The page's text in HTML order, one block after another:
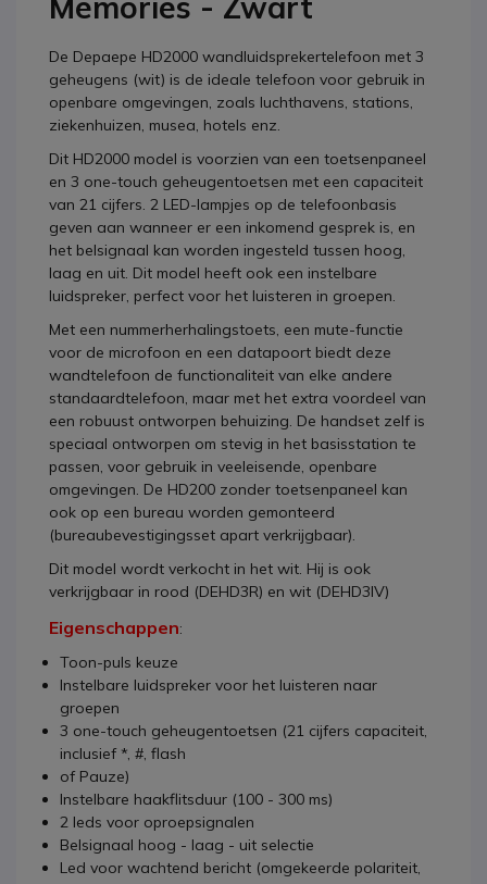
De Depaepe HD2000 wandluidsprekertelefoon met 3
geheugens (wit) is de ideale telefoon voor gebruik in
openbare omgevingen, zoals luchthavens, stations,
ziekenhuizen, musea, hotels enz.
Dit HD2000 model is voorzien van een toetsenpaneel
en 3 one-touch geheugentoetsen met een capaciteit
van 21 cijfers. 2 LED-lampjes op de telefoonbasis
geven aan wanneer er een inkomend gesprek is, en
het belsignaal kan worden ingesteld tussen hoog,
laag en uit. Dit model heeft ook een instelbare
luidspreker, perfect voor het luisteren in groepen.
Met een nummerherhalingstoets, een mute-functie
voor de microfoon en een datapoort biedt deze
wandtelefoon de functionaliteit van elke andere
standaardtelefoon, maar met het extra voordeel van
een robuust ontworpen behuizing. De handset zelf is
speciaal ontworpen om stevig in het basisstation te
passen, voor gebruik in veeleisende, openbare
omgevingen. De HD200 zonder toetsenpaneel kan
ook op een bureau worden gemonteerd
(bureaubevestigingsset apart verkrijgbaar).
Dit model wordt verkocht in het wit. Hij is ook
verkrijgbaar in rood (DEHD3R) en wit (DEHD3IV)
Eigenschappen:
Toon-puls keuze
Instelbare luidspreker voor het luisteren naar
groepen
3 one-touch geheugentoetsen (21 cijfers capaciteit,
inclusief *, #, flash
of Pauze)
Instelbare haakflitsduur (100 - 300 ms)
2 leds voor oproepsignalen
Belsignaal hoog - laag - uit selectie
Led voor wachtend bericht (omgekeerde polariteit,